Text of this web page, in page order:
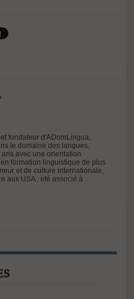
fondateur d'ADomLingua,
le domaine des langues.
avec une orientation
formation linguistique de plus
et de culture internationale,
aux USA , eté associé à